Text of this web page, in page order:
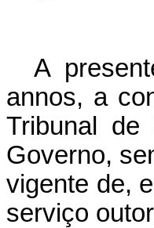
A
annos, a
Tribunal
Governo,
vigente de,
serviço